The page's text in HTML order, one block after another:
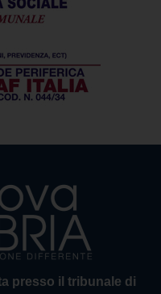
presso il tribunale di